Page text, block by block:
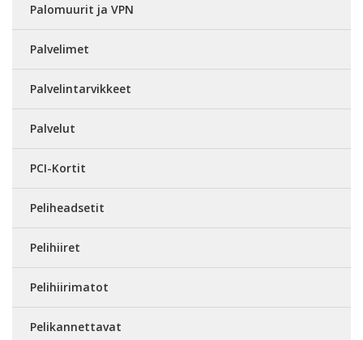
Palomuurit ja VPN
Palvelimet
Palvelintarvikkeet
Palvelut
PCI-Kortit
Peliheadsetit
Pelihiiret
Pelihiirimatot
Pelikannettavat